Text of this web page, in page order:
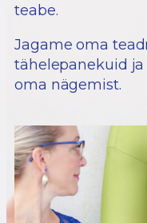
teabe.
Jagame oma
tähelepanekuid
oma nägemist.